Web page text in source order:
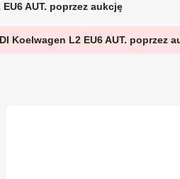
AUT. poprzez aukcję
Koelwagen L2 EU6 AUT. poprzez